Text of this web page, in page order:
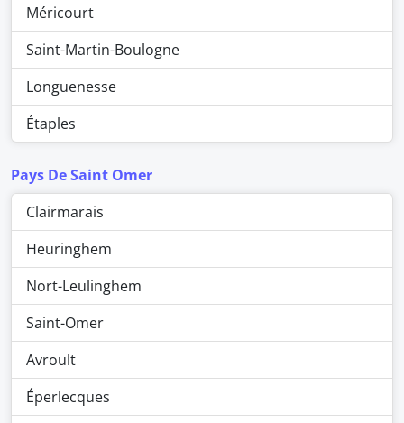
Méricourt
Saint-Martin-Boulogne
Longuenesse
Étaples
Pays De Saint Omer
Clairmarais
Heuringhem
Nort-Leulinghem
Saint-Omer
Avroult
Éperlecques